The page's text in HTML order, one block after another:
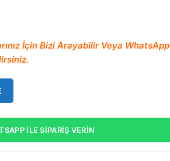
İçin Bizi Arayabilir Veya WhatsApp
İLE SIPARIŞ VERIN